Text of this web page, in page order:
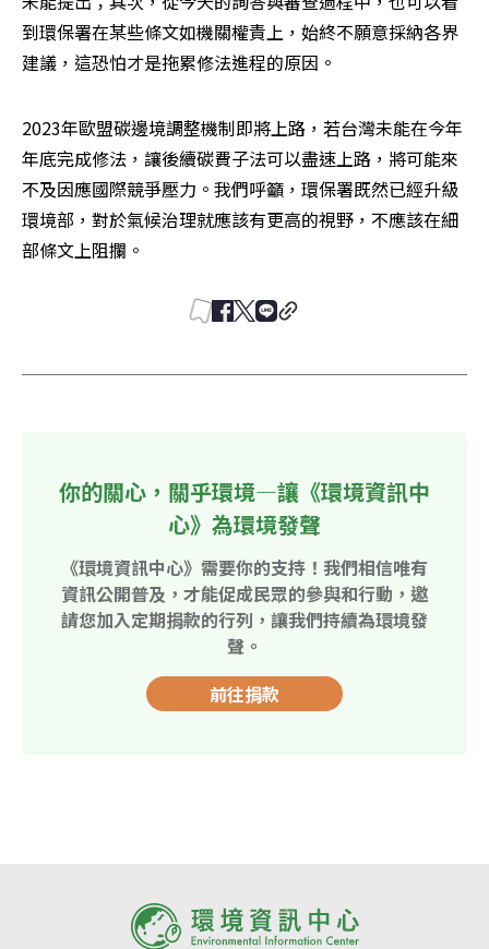
到環保署在某些條文如機關權責上，始終不願意採納各界
建議，這恐怕才是拖累修法進程的原因。
2023年歐盟碳邊境調整機制即將上路，若台灣未能在今年
年底完成修法，讓後續碳費子法可以盡速上路，將可能來
不及因應國際競爭壓力。我們呼籲，環保署既然已經升級
環境部，對於氣候治理就應該有更高的視野，不應該在細
部條文上阻攔。
你的關心，關乎環境—讓《環境資訊中
心》為環境發聲
《環境資訊中心》需要你的支持！我們相信唯有
資訊公開普及，才能促成民眾的參與和行動，邀
請您加入定期捐款的行列，讓我們持續為環境發
聲。
前往捐款